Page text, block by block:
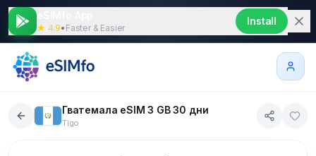
★ 4.9• Faster & Easier
Install
Гватемала eSIM 3 GB 30 дни
Tigo